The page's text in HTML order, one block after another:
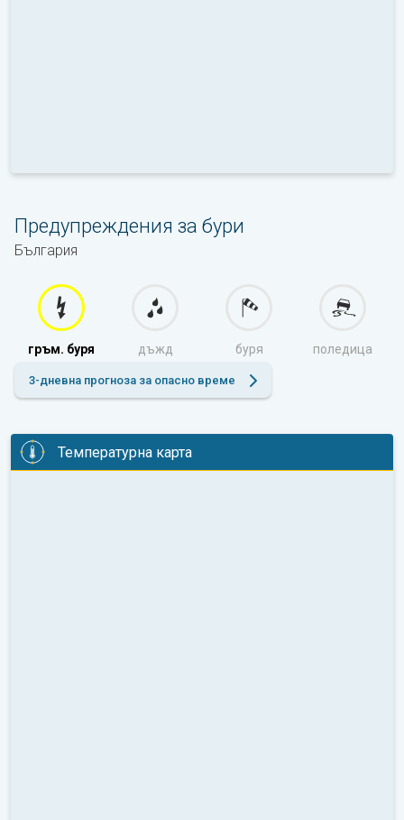
Предупреждения за бури
България
гръм. буря дъжд буря поледица
3-дневна прогноза за опасно време
Температурна карта